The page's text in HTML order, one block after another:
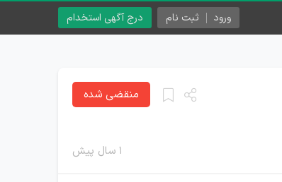
درج آگهی استخدام ورود ثبت نام
۱ سال پیش
منقضی شده